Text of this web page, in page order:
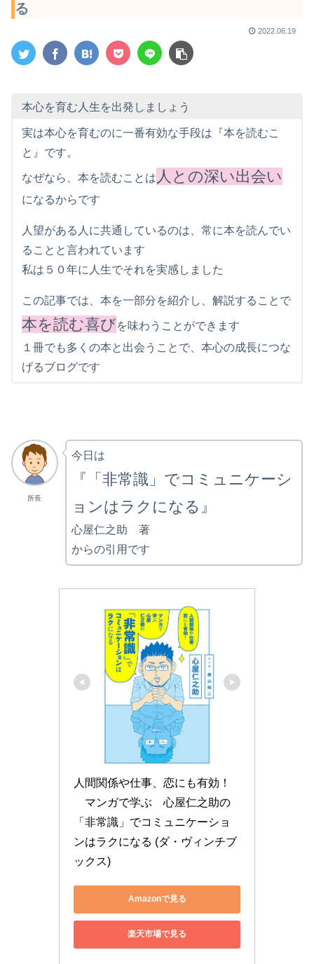
る
2022.06.19
本心を育む人生を出発しましょう
実は本心を育むのに一番有効な手段は『本を読むこ
と』です。
なぜなら、本を読むことは 人との深い出会い
になるからです
人望がある人に共通しているのは、常に本を読んでい
ることと言われています
私は５０年に人生でそれを実感しました
この記事では、本を一部分を紹介し、解説することで
本を読む喜びを味わうことができます
１冊でも多くの本と出会うことで、本心の成長につな
げるブログです
所長
今日は
『「非常識」でコミュニケーシ
ョンはラクになる』
心屋仁之助 著
からの引用です
人間関係や仕事、恋にも有効！
マンガで学ぶ　心屋仁之助の
「非常識」でコミュニケーショ
ンはラクになる (ダ・ヴィンチブ
ックス)
Amazonで見る
楽天市場で見る